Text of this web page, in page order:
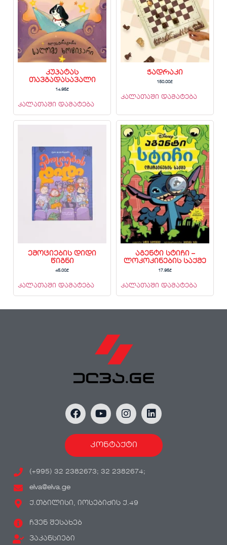
კუპატას
თავგადასავალი
14.95₾
კალათაში დამატება
ჭადრაკი
150.00₾
კალათაში დამატება
ემოციების დიდი
წიგნი
45.00₾
კალათაში დამატება
აგენტი სტიჩი –
ლოკოკინების საქმე
17.95₾
კალათაში დამატება
კონტაქტი
(+995) 32 2382673; 32 2382674;
elva@elva.ge
ქ.თბილისი, იოსებიძის ქ.49
ჩვენ შესახებ
ვაკანსიები